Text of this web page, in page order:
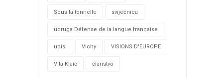
Sous la tonnelle svijećnica
udruga Défense de la langue française
upisi Vichy VISIONS D'EUROPE
Vita Klaić članstvo